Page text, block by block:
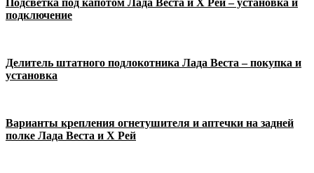
Подсветка под капотом Лада Веста и Х Рей – установка и
подключение
Делитель штатного подлокотника Лада Веста – покупка и
установка
Варианты крепления огнетушителя и аптечки на задней
полке Лада Веста и Х Рей